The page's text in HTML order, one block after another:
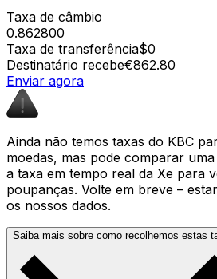
Taxa de câmbio
0.862800
Taxa de transferência$0
Destinatário recebe€862.80
Enviar agora
Ainda não temos taxas do KBC
moedas, mas pode comparar
a taxa em tempo real da Xe para
poupanças. Volte em breve –
os nossos dados.
Saiba mais sobre como recolhemos estas